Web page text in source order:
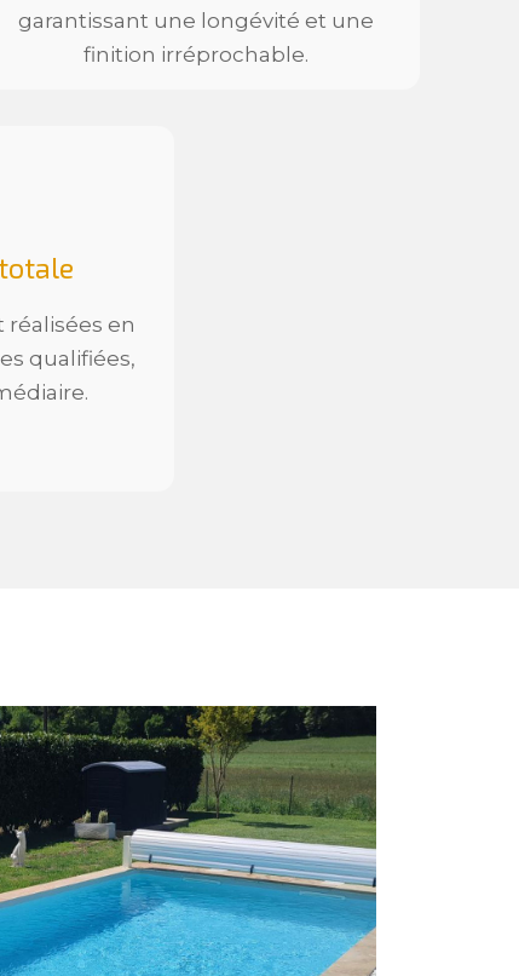
garantissant une longévité et une
finition irréprochable.
réalisées en
qualifiées,